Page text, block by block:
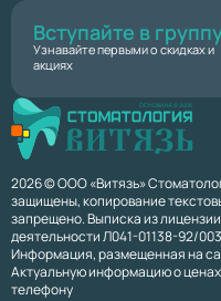
2026 © ООО «Витязь»
защищены, копирование
запрещено. Выписка из
деятельности Л041-01138-92/
Информация, размещенная на
Актуальную информацию о
телефону
Вступайте в
Узнавайте первыми о скидках и
акциях